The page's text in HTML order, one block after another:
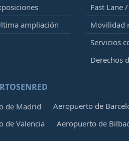
ampliación
Fast Lane
Movilidad
Servicios
Derechos
de Madrid Aeropuerto de
de Valencia
Aeropuerto de